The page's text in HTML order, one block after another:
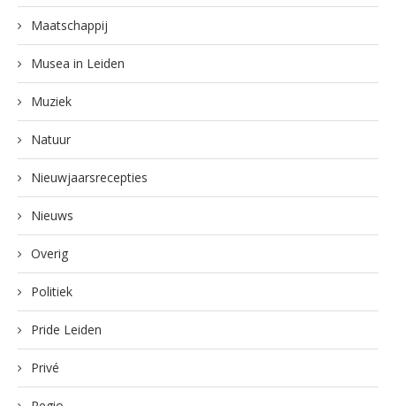
Maatschappij
Musea in Leiden
Muziek
Natuur
Nieuwjaarsrecepties
Nieuws
Overig
Politiek
Pride Leiden
Privé